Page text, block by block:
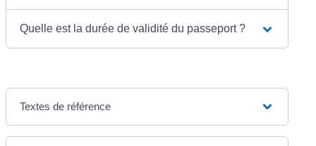
Quelle est la durée de validité du passeport ?
Textes de référence